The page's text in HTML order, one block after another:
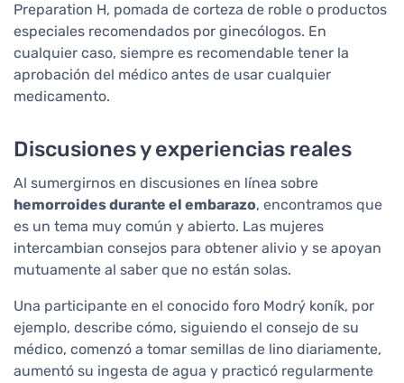
Preparation H, pomada de corteza de roble o productos
especiales recomendados por ginecólogos. En
cualquier caso, siempre es recomendable tener la
aprobación del médico antes de usar cualquier
medicamento.
Discusiones y experiencias reales
Al sumergirnos en discusiones en línea sobre
hemorroides durante el embarazo, encontramos que
es un tema muy común y abierto. Las mujeres
intercambian consejos para obtener alivio y se apoyan
mutuamente al saber que no están solas.
Una participante en el conocido foro Modrý koník, por
ejemplo, describe cómo, siguiendo el consejo de su
médico, comenzó a tomar semillas de lino diariamente,
aumentó su ingesta de agua y practicó regularmente